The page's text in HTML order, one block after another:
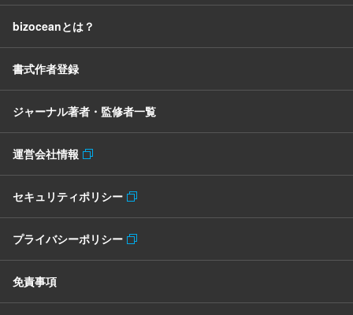
bizoceanとは？
書式作者登録
ジャーナル著者・監修者一覧
運営会社情報
セキュリティポリシー
プライバシーポリシー
免責事項